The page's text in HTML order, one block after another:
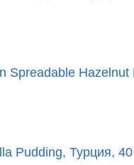
Pudding, Турция,